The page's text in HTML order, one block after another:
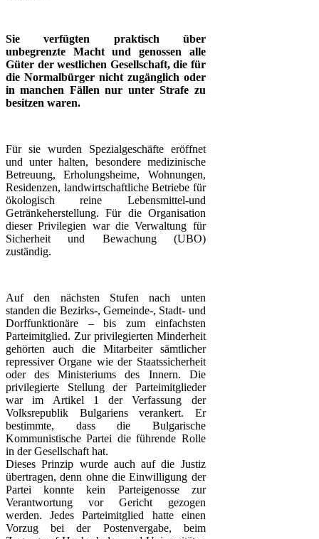
Sie verfügten praktisch über
unbegrenzte Macht und genossen alle
Güter der westlichen Gesellschaft, die für
die Normalbürger nicht zugänglich oder
in manchen Fällen nur unter Strafe zu
besitzen waren.
Für sie wurden Spezialgeschäfte eröffnet
und unter halten, besondere medizinische
Betreuung, Erholungsheime, Wohnungen,
Residenzen, landwirtschaftliche Betriebe für
ökologisch reine Lebensmittel-und
Getränkeherstellung. Für die Organisation
dieser Privilegien war die Verwaltung für
Sicherheit und Bewachung (UBO)
zuständig.
Auf den nächsten Stufen nach unten
standen die Bezirks-, Gemeinde-, Stadt- und
Dorffunktionäre – bis zum einfachsten
Parteimitglied. Zur privilegierten Minderheit
gehörten auch die Mitarbeiter sämtlicher
repressiver Organe wie der Staatssicherheit
oder des Ministeriums des Innern. Die
privilegierte Stellung der Parteimitglieder
war im Artikel 1 der Verfassung der
Volksrepublik Bulgariens verankert. Er
bestimmte, dass die Bulgarische
Kommunistische Partei die führende Rolle
in der Gesellschaft hat.
Dieses Prinzip wurde auch auf die Justiz
übertragen, denn ohne die Einwilligung der
Partei konnte kein Parteigenosse zur
Verantwortung vor Gericht gezogen
werden. Jedes Parteimitglied hatte einen
Vorzug bei der Postenvergabe, beim